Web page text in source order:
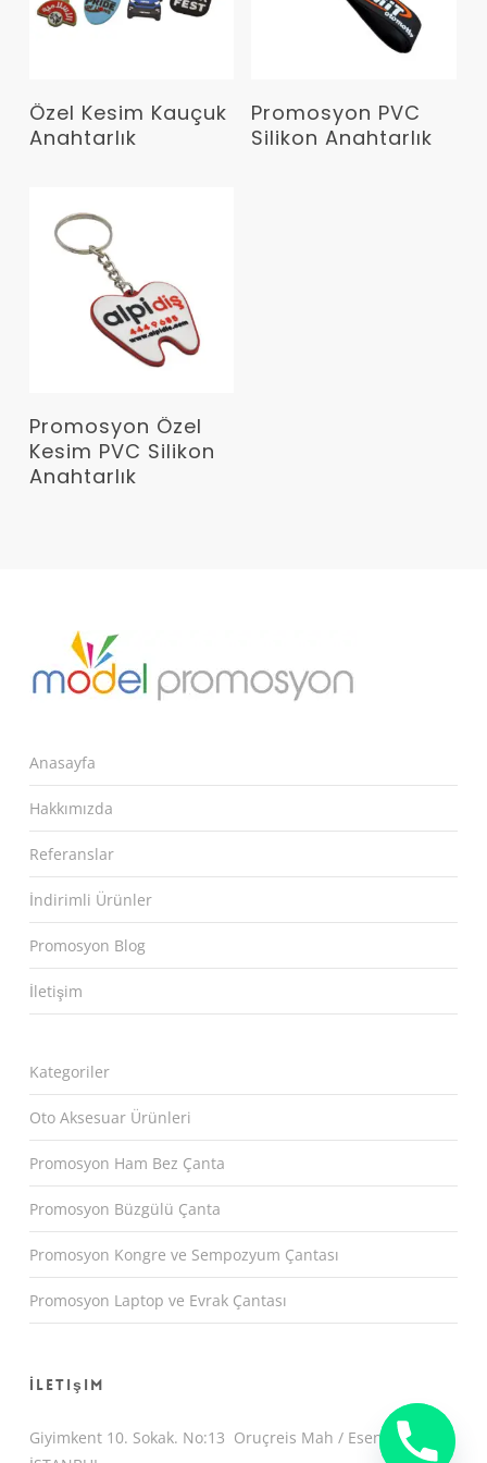
Devamını Oku
Özel Kesim Kauçuk
Anahtarlık
Devamını Oku
Promosyon PVC
Silikon Anahtarlık
Devamını Oku
Promosyon Özel
Kesim PVC Silikon
Anahtarlık
Anasayfa
Hakkımızda
Referanslar
İndirimli Ürünler
Promosyon Blog
İletişim
Kategoriler
Oto Aksesuar Ürünleri
Promosyon Ham Bez Çanta
Promosyon Büzgülü Çanta
Promosyon Kongre ve Sempozyum Çantası
Promosyon Laptop ve Evrak Çantası
İletişim
Giyimkent 10. Sokak. No:13 Oruçreis Mah / Esenler /